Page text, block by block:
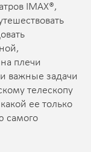
IMAX®,
плечи
важные задачи
телескопу
ее только
самого